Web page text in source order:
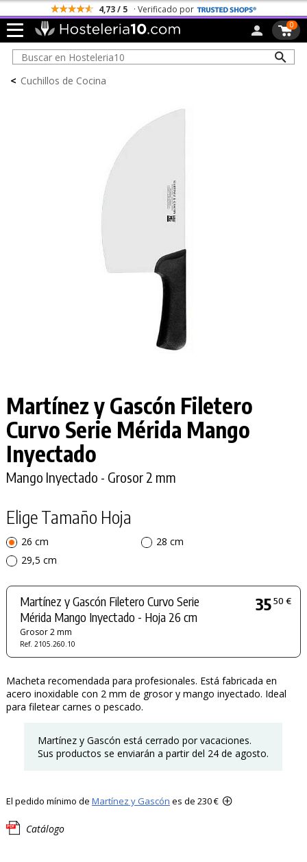
4,73 / 5 · Verificado por
0
< Cuchillos de Cocina
Martínez y Gascón Filetero
Curvo Serie Mérida Mango
Inyectado
Mango Inyectado - Grosor 2 mm
Elige Tamaño Hoja
26 cm
28 cm
29,5 cm
Martínez y Gascón Filetero Curvo Serie
Mérida Mango Inyectado - Hoja 26 cm
Grosor 2 mm
Ref. 2105.260.10
3550 €
Macheta recomendada para profesionales. Está fabricada en
acero inoxidable con 2 mm de grosor y mango inyectado. Ideal
para filetear carnes o pescado.
Martínez y Gascón está cerrado por vacaciones.
Sus productos se enviarán a partir del 24 de agosto.
El pedido mínimo de Martínez y Gascón es de 230 €
Catálogo